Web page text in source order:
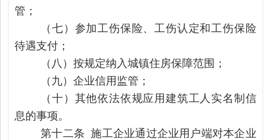
管；
（七）参加工伤保险、工伤认定和工伤保险
待遇支付；
（八）按规定纳入城镇住房保障范围；
（九）企业信用监管；
（十）其他依法依规应用建筑工人实名制信
息的事项。
第十二条 施工企业通过企业用户端对本企业